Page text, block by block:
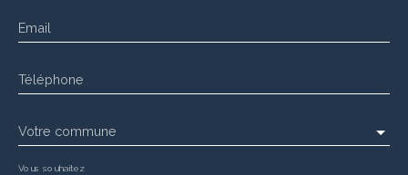
Email
Téléphone
Votre commune
Vous souhaitez